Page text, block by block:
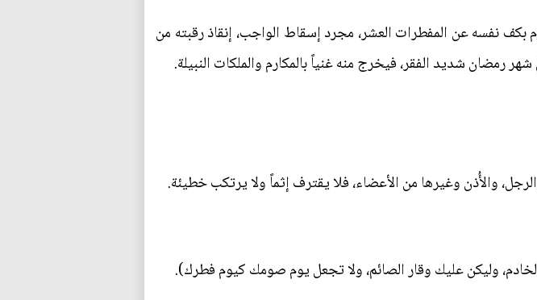
بكف نفسه عن المفطرات العشر، مجرد إسقاط الواجب، إنقاذ رقبته من
رمضان شديد الفقر، فيخرج منه غنياً بالمكارم والملكات النبيلة.
والأُذن وغيرها من الأعضاء، فلا يقترف إثماً ولا يرتكب خطيئة.
وليكن عليك وقار الصائم، ولا تجعل يوم صومك كيوم فطرك).